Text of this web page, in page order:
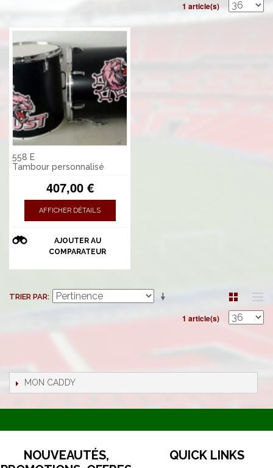
1 article(s)
558 E
Tambour personnalisé
407,00 €
AFFICHER DÉTAILS
AJOUTER AU
COMPARATEUR
TRIER PAR
1 article(s)
MON CADDY
NOUVEAUTÉS,
QUICK LINKS